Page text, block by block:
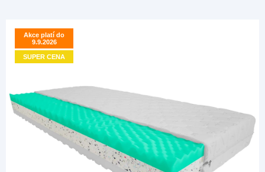
Akce platí do
9.9.2026
SUPER CENA
Akce platí do
9.9.2026
SUPER CENA